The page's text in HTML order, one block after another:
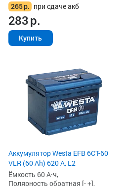
265р. при сдаче акб
283р.
Купить
Аккумулятор Westa EFB 6СТ-60
VLR (60 Ah) 620 А, L2
Ёмкость 60 А·ч,
Полярность обратная [- +],